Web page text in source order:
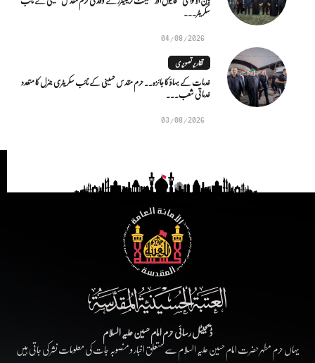
سکریٹر...
04/08/2026
تقاریر تصویری
خدمات کے بہاؤ کا جائزہ.. حرم مقدس حسینی کے نائب سکریٹری جنرل کا متعدد
خدماتی شعب...
03/08/2026
ڈیجیٹل رسائی حرم امام حسین علیہ السلام
یہاں حرم مطہر حضرت امام حسین علیہ السلام سے متعلق اخبار و منصوبہ جات کی معلومات نشر کی جاتی ہیں